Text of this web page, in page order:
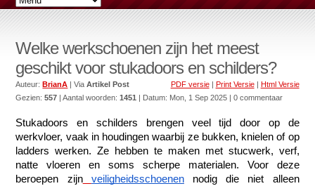
Welke werkschoenen zijn het meest
geschikt voor stukadoors en schilders?
PDF versie| Print Versie| Html Versie
Auteur:BrianA | ViaArtikel Post
Gezien:557 | Aantal woorden:1451 | Datum: Mon, 1 Sep 2025 | 0 commentaar
Stukadoors en schilders brengen veel tijd door op de
werkvloer, vaak in houdingen waarbij ze bukken, knielen of op
ladders werken. Ze hebben te maken met stucwerk, verf,
natte vloeren en soms scherpe materialen. Voor deze
beroepen zijn
veiligheidsschoenen nodig die niet alleen